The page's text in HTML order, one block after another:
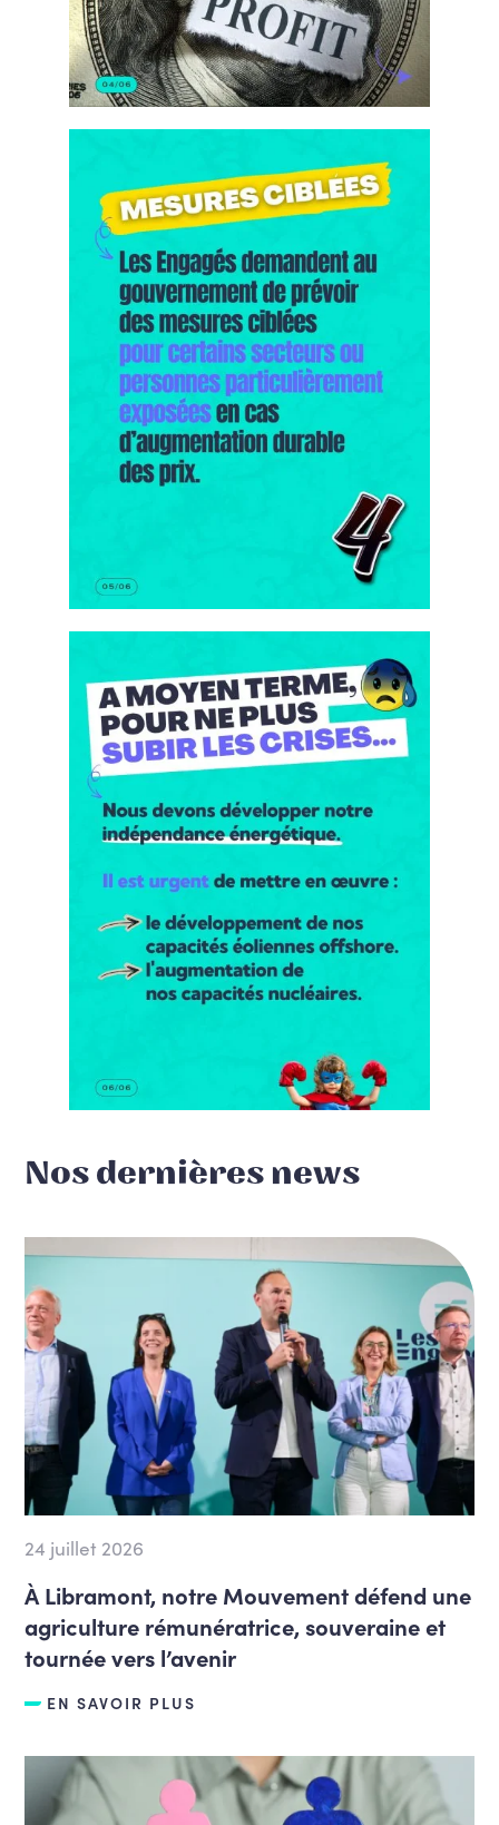
Nos dernières news
24 juillet 2026
À Libramont, notre Mouvement défend une
agriculture rémunératrice, souveraine et
tournée vers l’avenir
EN SAVOIR PLUS